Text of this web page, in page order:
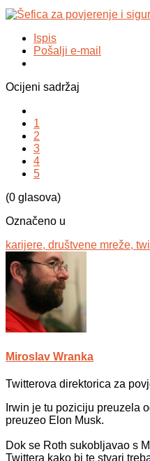
Ispis
Pošalji e-mail
Ocijeni sadržaj
1
2
3
4
5
(0 glasova)
Označeno u
karijere, društvene mreže,
Miroslav Wranka
Twitterova direktorica za
Irwin je tu poziciju preuzela
preuzeo Elon Musk.
Dok se Roth sukobljavao s
Twittera kako bi te stvari